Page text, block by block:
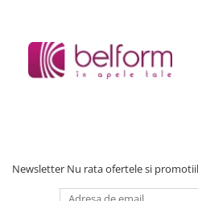
calitativa, iar toate oglinzile dispun
avand diferite functii.
Newsletter Nu rata ofertele si